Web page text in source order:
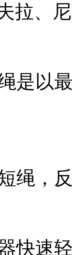
拉、
是以
绳，
快速